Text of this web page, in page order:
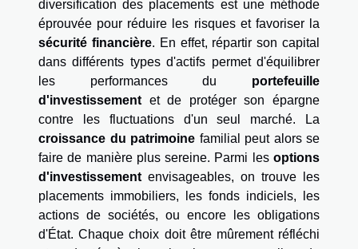
diversification des placements est une méthode
éprouvée pour réduire les risques et favoriser la
sécurité financière. En effet, répartir son capital
dans différents types d'actifs permet d'équilibrer
les performances du portefeuille
d'investissement et de protéger son épargne
contre les fluctuations d'un seul marché. La
croissance du patrimoine familial peut alors se
faire de manière plus sereine. Parmi les options
d'investissement envisageables, on trouve les
placements immobiliers, les fonds indiciels, les
actions de sociétés, ou encore les obligations
d'État. Chaque choix doit être mûrement réfléchi